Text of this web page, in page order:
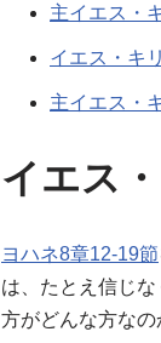
主イエス・
イエス・キ
主イエス・
イエス
ヨハネ8章12‐19節
は、たとえ信じ
方がどんな方なの